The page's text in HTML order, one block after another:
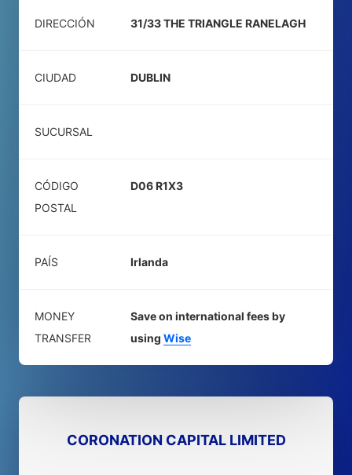
DIRECCIÓN 31/33 THE TRIANGLE RANELAGH
CIUDAD DUBLIN
SUCURSAL
CÓDIGO
POSTAL
D06 R1X3
PAÍS Irlanda
MONEY
TRANSFER
Save on international fees by
using Wise
CORONATION CAPITAL LIMITED